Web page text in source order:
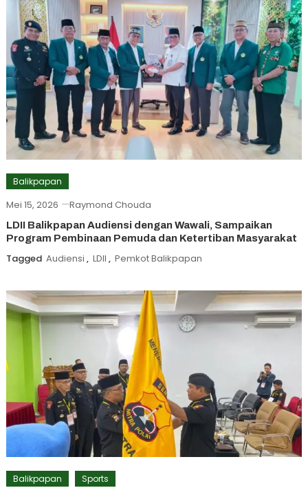
Balikpapan
Mei 15, 2026 Raymond Chouda
LDII Balikpapan Audiensi dengan Wawali, Sampaikan
Program Pembinaan Pemuda dan Ketertiban Masyarakat
Tagged Audiensi , LDII , Pemkot Balikpapan
Balikpapan Sports